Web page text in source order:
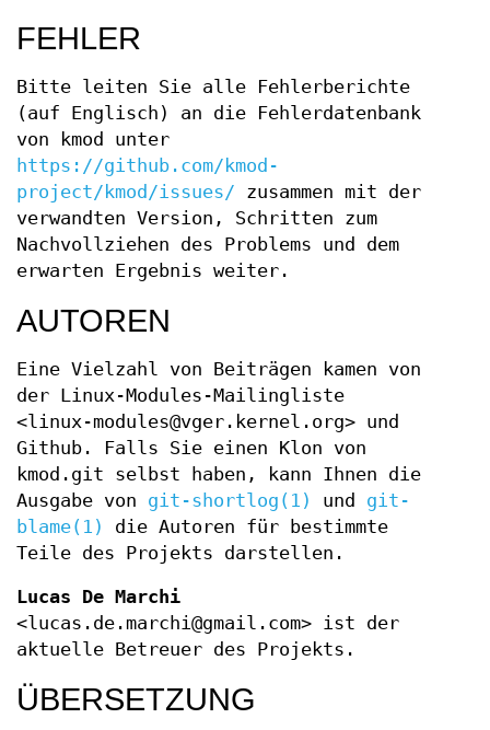
FEHLER
Bitte leiten Sie alle Fehlerberichte
(auf Englisch) an die Fehlerdatenbank
von kmod unter
https://github.com/kmod-
project/kmod/issues/ zusammen mit der
verwandten Version, Schritten zum
Nachvollziehen des Problems und dem
erwarten Ergebnis weiter.
AUTOREN
Eine Vielzahl von Beiträgen kamen von
der Linux-Modules-Mailingliste
<linux-modules@vger.kernel.org> und
Github. Falls Sie einen Klon von
kmod.git selbst haben, kann Ihnen die
Ausgabe von git-shortlog(1) und git-
blame(1)
die Autoren für bestimmte
Teile des Projekts darstellen.
Lucas De Marchi
<lucas.de.marchi@gmail.com> ist der
aktuelle Betreuer des Projekts.
ÜBERSETZUNG